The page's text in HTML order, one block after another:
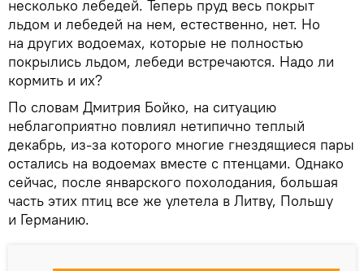
несколько лебедей. Теперь пруд весь покрыт
льдом и лебедей на нем, естественно, нет. Но
на других водоемах, которые не полностью
покрылись льдом, лебеди встречаются. Надо ли
кормить и их?
По словам Дмитрия Бойко, на ситуацию
неблагоприятно повлиял нетипично теплый
декабрь, из-за которого многие гнездящиеся пары
остались на водоемах вместе с птенцами. Однако
сейчас, после январского похолодания, большая
часть этих птиц все же улетела в Литву, Польшу
и Германию.